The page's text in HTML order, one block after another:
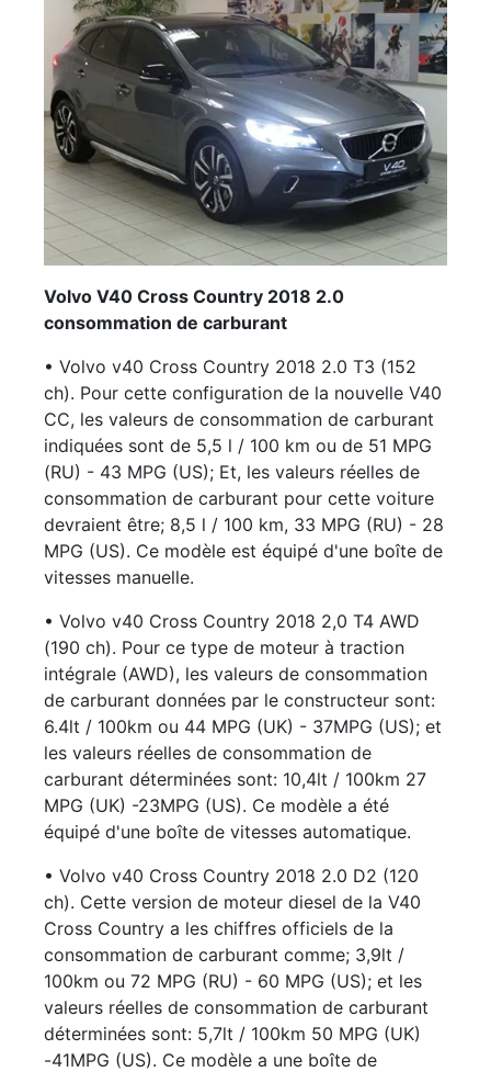
Volvo V40 Cross Country 2018 2.0
consommation de carburant
• Volvo v40 Cross Country 2018 2.0 T3 (152
ch). Pour cette configuration de la nouvelle V40
CC, les valeurs de consommation de carburant
indiquées sont de 5,5 l / 100 km ou de 51 MPG
(RU) - 43 MPG (US); Et, les valeurs réelles de
consommation de carburant pour cette voiture
devraient être; 8,5 l / 100 km, 33 MPG (RU) - 28
MPG (US). Ce modèle est équipé d'une boîte de
vitesses manuelle.
• Volvo v40 Cross Country 2018 2,0 T4 AWD
(190 ch). Pour ce type de moteur à traction
intégrale (AWD), les valeurs de consommation
de carburant données par le constructeur sont:
6.4lt / 100km ou 44 MPG (UK) - 37MPG (US); et
les valeurs réelles de consommation de
carburant déterminées sont: 10,4lt / 100km 27
MPG (UK) -23MPG (US). Ce modèle a été
équipé d'une boîte de vitesses automatique.
• Volvo v40 Cross Country 2018 2.0 D2 (120
ch). Cette version de moteur diesel de la V40
Cross Country a les chiffres officiels de la
consommation de carburant comme; 3,9lt /
100km ou 72 MPG (RU) - 60 MPG (US); et les
valeurs réelles de consommation de carburant
déterminées sont: 5,7lt / 100km 50 MPG (UK)
-41MPG (US). Ce modèle a une boîte de